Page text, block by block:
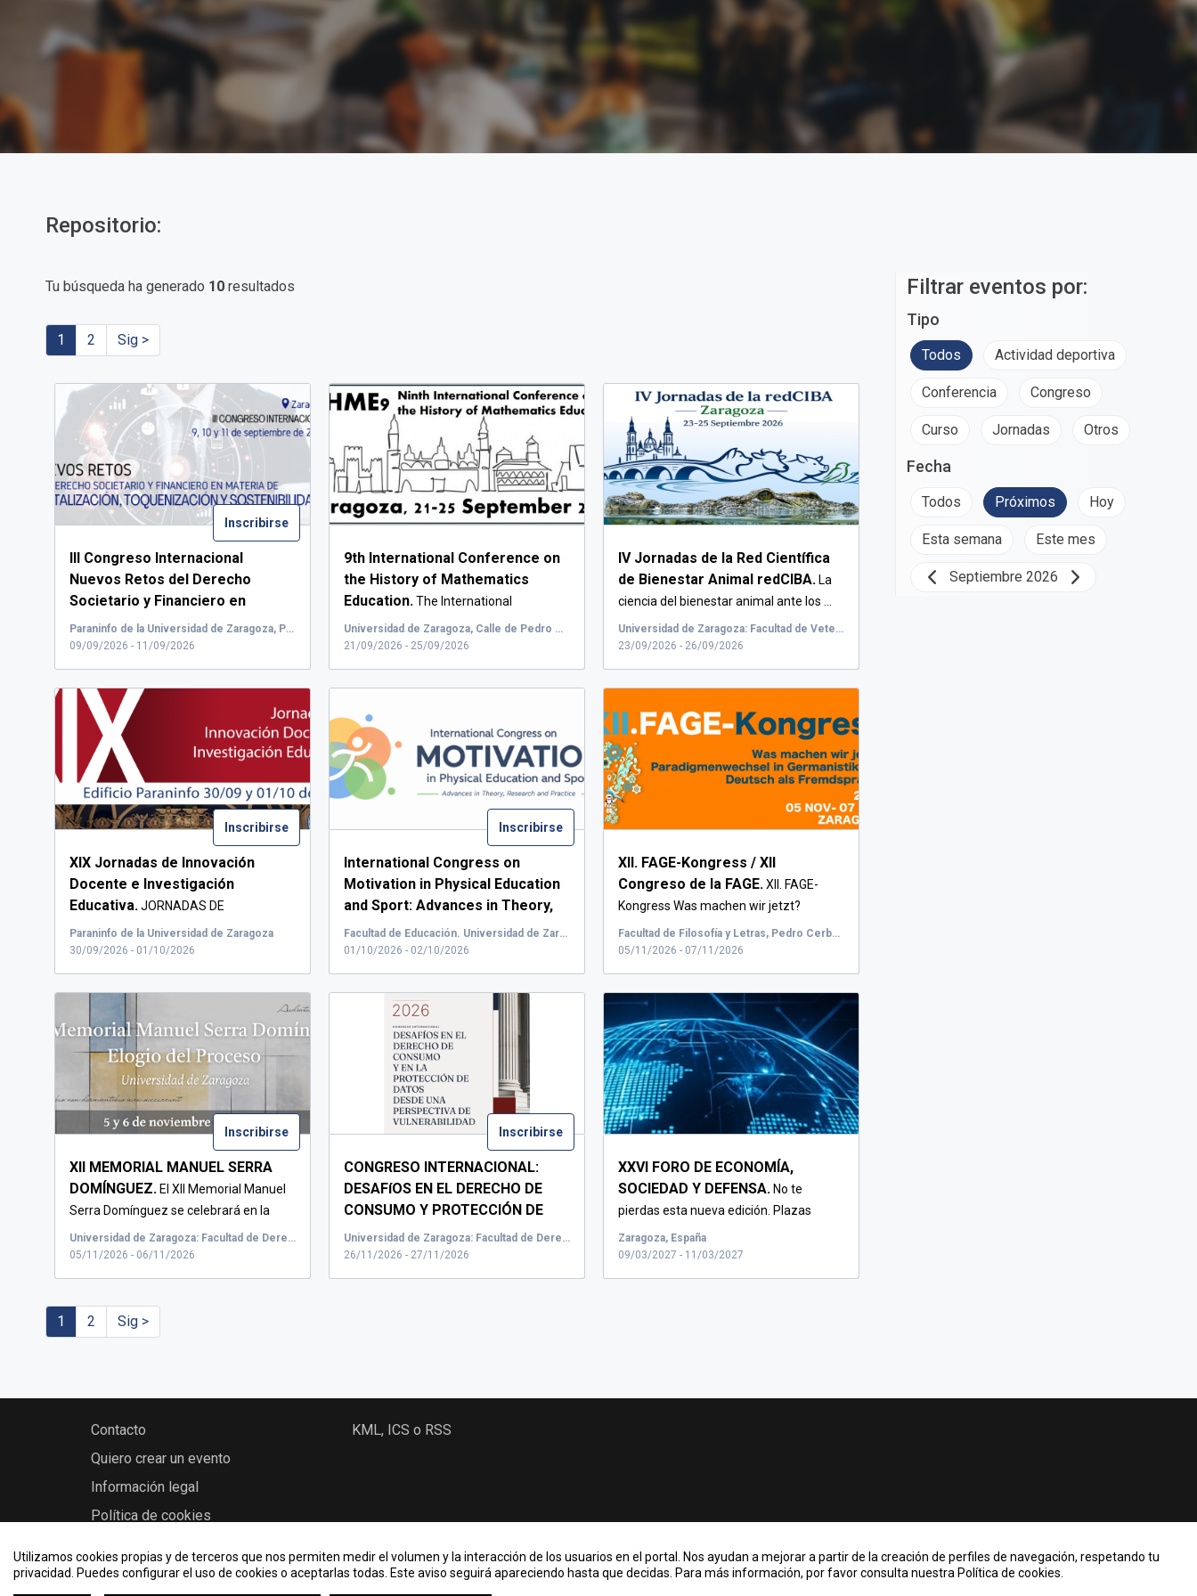
Utilizamos cookies propias y de terceros que nos permiten medir el volumen y la interacción de los usuarios en el portal. Nos ayudan a mejorar a partir de la creación de perfiles de navegación, respetando tu
privacidad. Puedes configurar el uso de cookies o aceptarlas todas. Este aviso seguirá apareciendo hasta que decidas. Para más información, por favor consulta nuestra Política de cookies.
Repositorio:
Tu búsqueda ha generado 10 resultados
1 2 Sig >
Inscribirse
III Congreso Internacional
Nuevos Retos del Derecho
Societario y Financiero en
materia de digitalización,
toquenización y sostenibilidad.
Paraninfo de la Universidad de Zaragoza, Plaza de Basilio Paraíso, Zaragoza, España
09/09/2026 - 11/09/2026
9th International Conference on
the History of Mathematics
Education.The International
Conference on t...
Universidad de Zaragoza, Calle de Pedro Cerbuna, Zaragoza, España, Faculty of Sciences (building A) - "Sala de Grados"
21/09/2026 - 25/09/2026
IV Jornadas de la Red Científica
de Bienestar Animal redCIBA. La
ciencia del bienestar animal ante los ...
Universidad de Zaragoza: Facultad de Veterinaria, Calle de Miguel Servet, Zaragoza, España
23/09/2026 - 26/09/2026
Inscribirse
XIX Jornadas de Innovación
Docente e Investigación
Educativa.JORNADAS DE
INNOVACIÓN DOCENTE E INVESTIG...
Paraninfo de la Universidad de Zaragoza
30/09/2026 - 01/10/2026
Inscribirse
International Congress on
Motivation in Physical Education
and Sport: Advances in Theory,
Research and Practice....
Facultad de Educación. Universidad de Zaragoza.C/ Pedro Cerbuna, 12. Zaragoza
01/10/2026 - 02/10/2026
XII. FAGE-Kongress / XII
Congreso de la FAGE.XII. FAGE-
Kongress Was machen wir jetzt?
Paradigmenwechse...
Facultad de Filosofía y Letras, Pedro Cerbuna, Zaragoza, España
05/11/2026 - 07/11/2026
Inscribirse
XII MEMORIAL MANUEL SERRA
DOMÍNGUEZ. El XII Memorial Manuel
Serra Domínguez se celebrará en la
Unive...
Universidad de Zaragoza: Facultad de Derecho, Calle de Pedro Cerbuna, Zaragoza, España
05/11/2026 - 06/11/2026
Inscribirse
CONGRESO INTERNACIONAL:
DESAFíOS EN EL DERECHO DE
CONSUMO Y PROTECCIÓN DE
DATOS DESDE UNA
PERSPECTIVA DE
VULNERABILIDAD.
Universidad de Zaragoza: Facultad de Derecho, Calle de Pedro Cerbuna, Zaragoza, España, Emisión en directo
26/11/2026 - 27/11/2026
XXVI FORO DE ECONOMÍA,
SOCIEDAD Y DEFENSA. No te
pierdas esta nueva edición. Plazas
limitadas. La Acade...
Zaragoza, España
09/03/2027 - 11/03/2027
1 2 Sig >
Filtrar eventos por:
Tipo
Todos Actividad deportiva
Conferencia Congreso
Curso Jornadas Otros
Fecha
Todos Próximos Hoy
Esta semana Este mes
Septiembre 2026
Contacto
Quiero crear un evento
Información legal
Política de cookies
KML, ICS o RSS
2026 © Eventos - Universidad de Zaragoza